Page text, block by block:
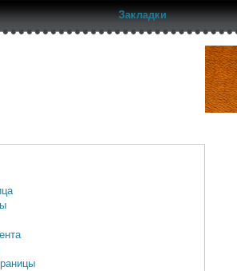
Закладки